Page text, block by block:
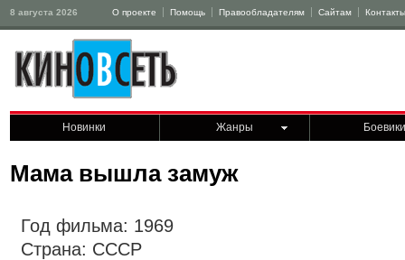
8 августа 2026 О проекте Помощь Правообладателям Сайтам Контакты
Новинки Жанры Боевики
Мама вышла замуж
Год фильма: 1969
Страна: СССР